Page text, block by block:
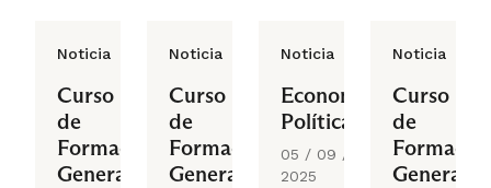
Noticia
Curso
de
Formación
General
Noticia
Curso
de
Formación
General
Noticia
Economía
Política
05 / 09 /
2025
Noticia
Curso
de
General